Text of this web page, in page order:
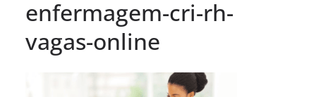
enfermagem-cri-rh-
vagas-online